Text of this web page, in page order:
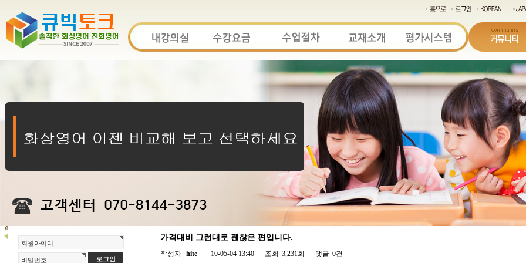
회원아이디
비밀번호
가격대비 그런대로 괜찮은 편입니다.
작성자 hite 10-05-04 13:40 조회 3,231회 댓글 0건